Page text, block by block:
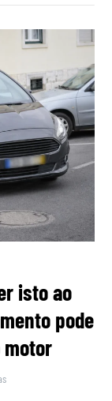
isto ao
pode